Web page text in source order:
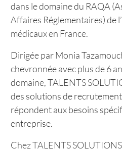
dans le domaine du RAQA
Affaires Réglementaires) de
médicaux en France.
Dirigée par Monia
chevronnée avec plus de 6
domaine, TALENTS
des solutions de
répondent aux besoins
entreprise.
Chez TALENTS